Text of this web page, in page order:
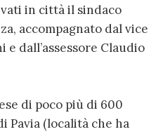
in città il sindaco
accompagnato dal vice
dall’assessore Claudio
di poco più di 600
Pavia (località che ha